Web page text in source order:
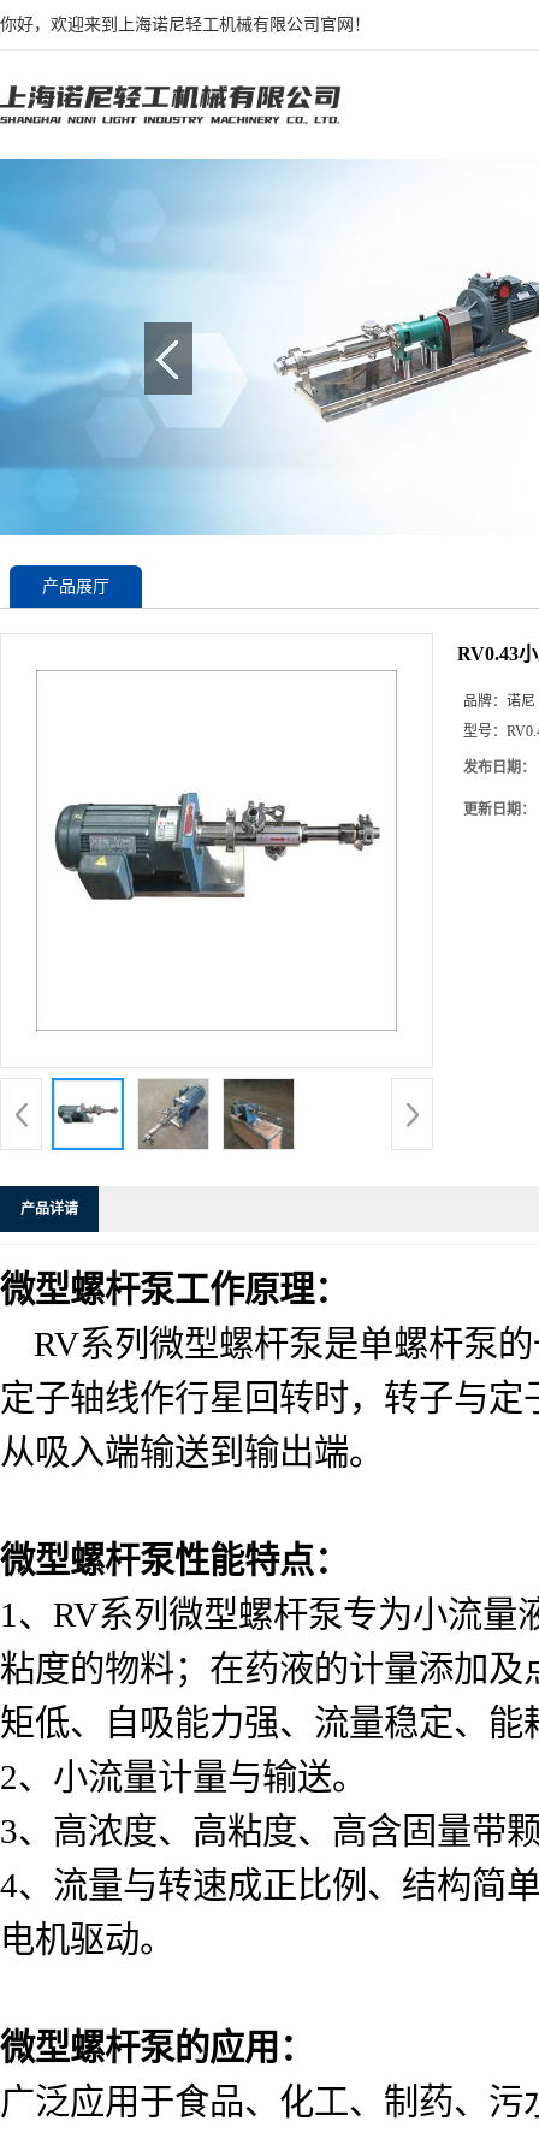
你好，欢迎来到上海诺尼轻工机械有限公司官网！
产品展厅
RV0.43
品牌： 诺尼
型号：
发布日期：
更新日期：
产品详请
微型螺杆泵工作原理：
RV系列微型螺杆泵是单螺杆泵
定子轴线作行星回转时，转子与
从吸入端输送到输出端。
微型螺杆泵性能特点：
1、 RV系列微型螺杆泵专为小流量
粘度的物料；在药液的计量添加
矩低、自吸能力强、流量稳定、
2、小流量计量与输送。
3、高浓度、高粘度、高含固量带
4、流量与转速成正比例、结构简
电机驱动。
微型螺杆泵的应用：
广泛应用于食品、化工、制药、